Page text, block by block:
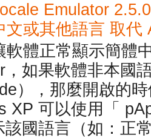
Emulator
文或其他語言 取代
軟體正常顯示簡體
，如果軟體非本國
），那麼開啟的
XP 可以使用「
該國語言（如：正